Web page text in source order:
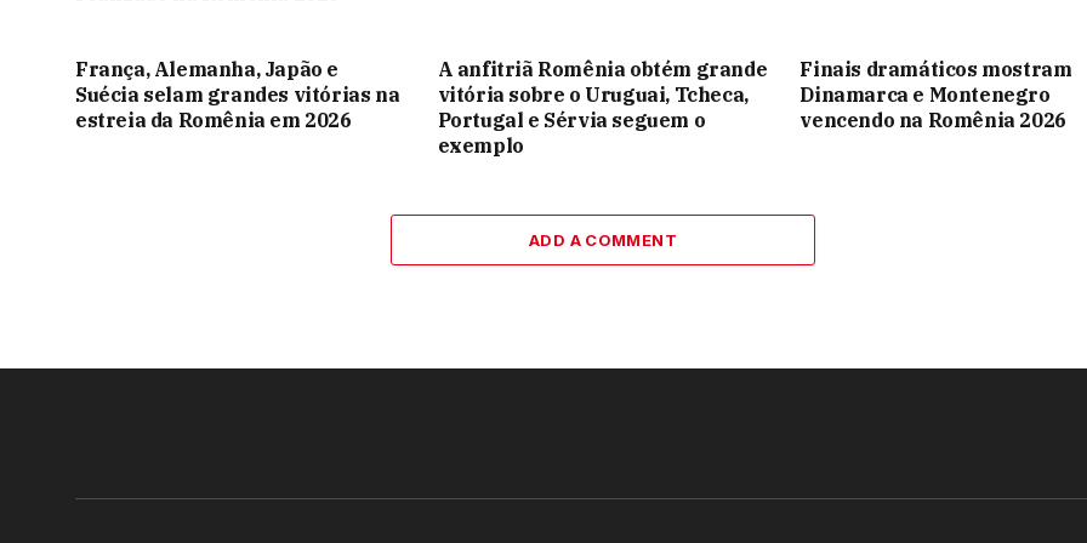
França, Alemanha, Japão e
Suécia selam grandes vitórias na
estreia da Romênia em 2026
A anfitriã Romênia obtém grande
vitória sobre o Uruguai, Tcheca,
Portugal e Sérvia seguem o
exemplo
Finais dramáticos mostram
Dinamarca e Montenegro
vencendo na Romênia 2026
ADD A COMMENT